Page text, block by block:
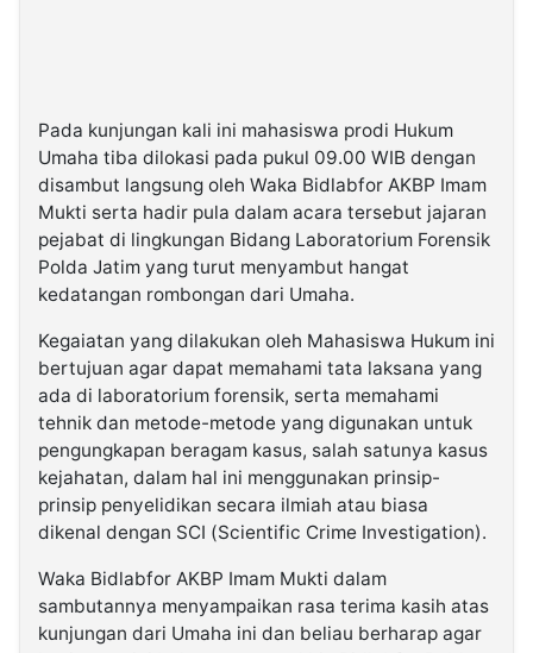
Pada kunjungan kali ini mahasiswa prodi Hukum
Umaha tiba dilokasi pada pukul 09.00 WIB dengan
disambut langsung oleh Waka Bidlabfor AKBP Imam
Mukti serta hadir pula dalam acara tersebut jajaran
pejabat di lingkungan Bidang Laboratorium Forensik
Polda Jatim yang turut menyambut hangat
kedatangan rombongan dari Umaha.
Kegaiatan yang dilakukan oleh Mahasiswa Hukum ini
bertujuan agar dapat memahami tata laksana yang
ada di laboratorium forensik, serta memahami
tehnik dan metode-metode yang digunakan untuk
pengungkapan beragam kasus, salah satunya kasus
kejahatan, dalam hal ini menggunakan prinsip-
prinsip penyelidikan secara ilmiah atau biasa
dikenal dengan SCI (Scientific Crime Investigation).
Waka Bidlabfor AKBP Imam Mukti dalam
sambutannya menyampaikan rasa terima kasih atas
kunjungan dari Umaha ini dan beliau berharap agar